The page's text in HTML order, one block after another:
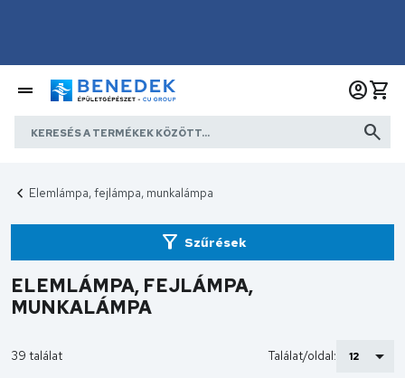
Elemlámpa, fejlámpa, munkalámpa
ELEMLÁMPA, FEJLÁMPA,
MUNKALÁMPA
39 találat Találat/oldal:
Szűrések